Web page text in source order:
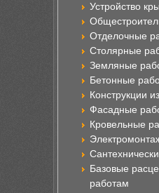
Устройство
Отделочные
Столярные
Земляные
Бетонные
Конструкции
Фасадные
Кровельные
Базовые
работам